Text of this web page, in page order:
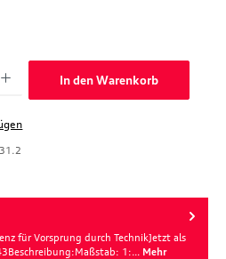
Wert ein oder benutze die
In den Warenkorb
für Vorsprung durch TechnikJetzt als
1:… Mehr